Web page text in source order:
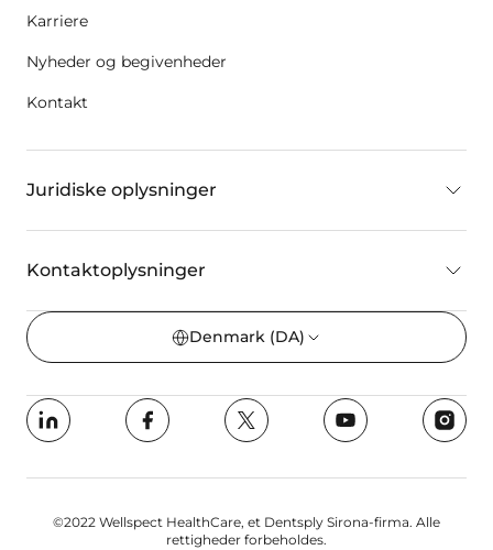
Karriere
Nyheder og begivenheder
Kontakt
Juridiske oplysninger
Kontaktoplysninger
Denmark (DA)
©2022 Wellspect HealthCare, et Dentsply Sirona-firma. Alle
rettigheder forbeholdes.